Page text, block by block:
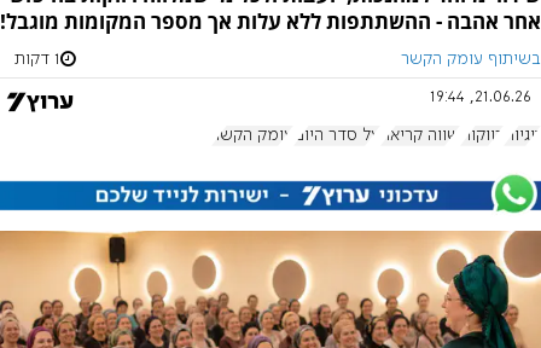
אחר אהבה - ההשתתפות ללא עלות אך מספר המקומות מוגבל!
בשיתוף עומק הקשר 1 דקות
21.06.26, 19:44
זוגיות רווקות שווה קריאה על סדר היום עומק הקשר